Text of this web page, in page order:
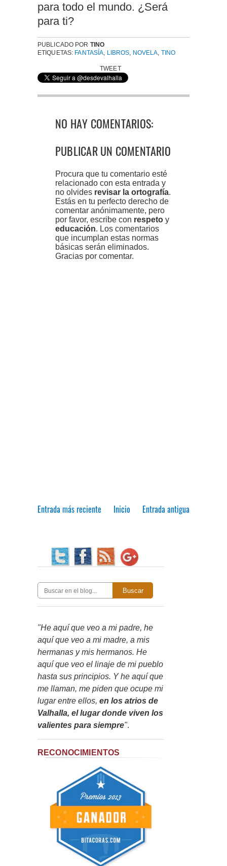
para todo el mundo. ¿Será
para ti?
PUBLICADO POR TINO
ETIQUETAS: FANTASÍA LIBROS NOVELA TINO
TWEET
NO HAY COMENTARIOS:
PUBLICAR UN COMENTARIO
Procura que tu comentario esté
relacionado con esta entrada y
no olvides revisar la ortografía.
Estás en tu perfecto derecho de
comentar anónimamente, pero
por favor, escribe con respeto y
educación. Los comentarios
que incumplan estas normas
básicas serán eliminados.
Gracias por comentar.
Entrada más reciente Entrada antigua
Inicio
Buscar
"He aquí que veo a mi padre, he
aquí que veo a mi madre, a mis
hermanas y mis hermanos. He
aquí que veo el linaje de mi pueblo
hasta sus principios. Y he aquí que
me llaman, me piden que ocupe mi
lugar entre ellos, en los atrios de
Valhalla, el lugar donde viven los
valientes para siempre".
RECONOCIMIENTOS